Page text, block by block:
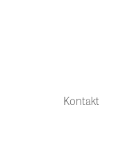
Kontakt